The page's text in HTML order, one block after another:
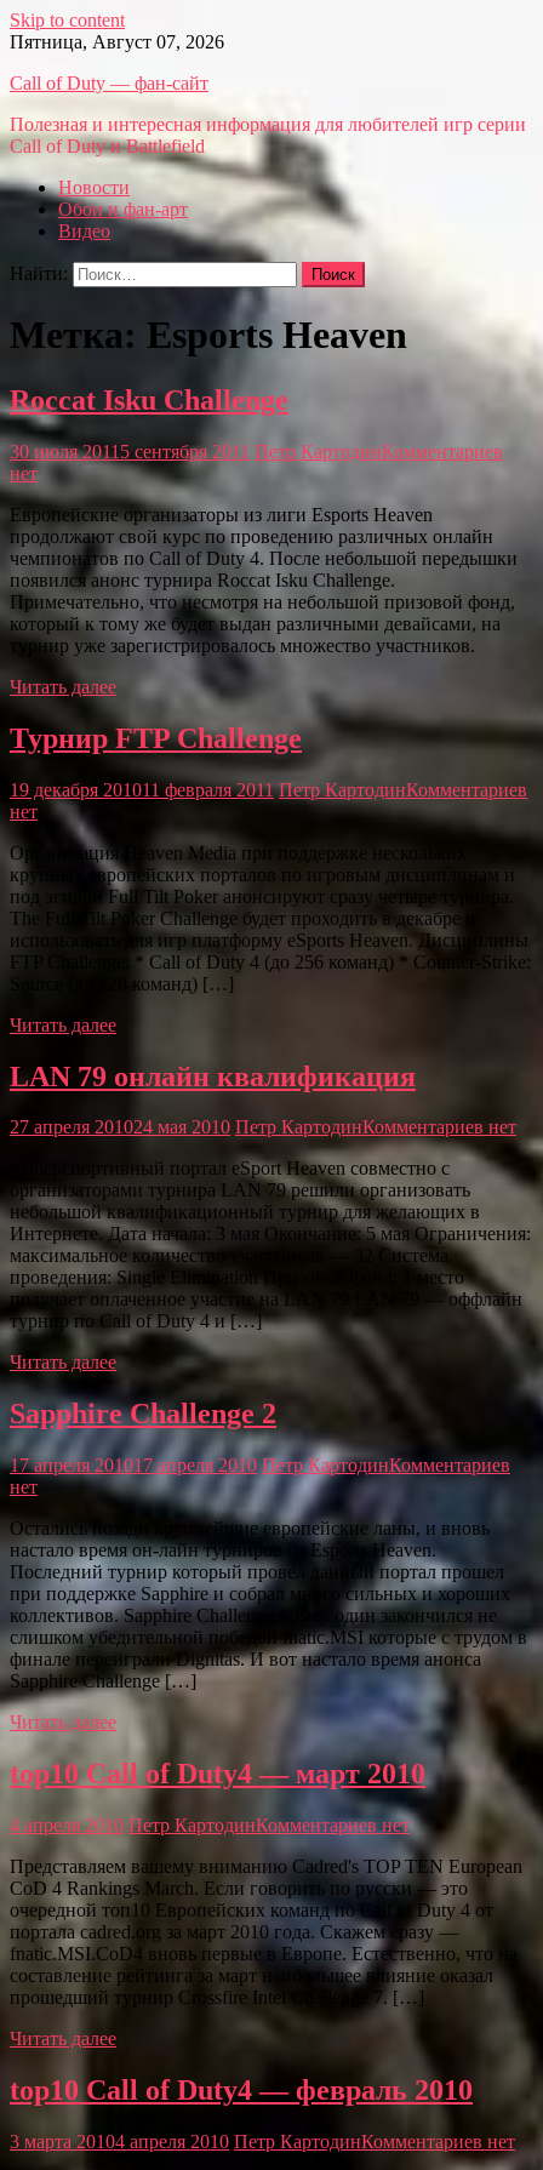
Skip to content
Пятница, Август 07, 2026
Call of Duty — фан-сайт
Полезная и интересная информация для любителей игр серии
Call of Duty и Battlefield
Новости
Обои и фан-арт
Видео
Найти:
Метка: Esports Heaven
Roccat Isku Challenge
30 июля 2011 5 сентября 2011 Петр КартодинКомментариев
нет
Европейские организаторы из лиги Esports Heaven
продолжают свой курс по проведению различных онлайн
чемпионатов по Call of Duty 4. После небольшой передышки
появился анонс турнира Roccat Isku Challenge.
Примечательно, что несмотря на небольшой призовой фонд,
который к тому же будет выдан различными девайсами, на
турнир уже зарегистрировалось множество участников.
Читать далее
Турнир FTP Challenge
19 декабря 201011 февраля 2011 Петр КартодинКомментариев
нет
Организация Heaven Media при поддержке нескольких
крупных европейских порталов по игровым дисциплинам и
под эгидой Full Tilt Poker анонсируют сразу четыре турнира.
The Full Tilt Poker Challenge будет проходить в декабре и
использовать для игр платформу eSports Heaven. Дисциплины
FTP Challenge: * Call of Duty 4 (до 256 команд) * Counter-Strike:
Source (до 128 команд) […]
Читать далее
LAN 79 онлайн квалификация
27 апреля 201024 мая 2010 Петр КартодинКомментариев нет
Киберспортивный портал eSport Heaven совместно с
организаторами турнира LAN 79 решили организовать
небольшой квалификационный турнир для желающих в
Интернете. Дата начала: 3 мая Окончание: 5 мая Ограничения:
максимальное количество участников — 32 Система
проведения: Single Elimination Призовой фонд: 1 место
получает оплаченное участие на LAN 79 LAN 79 — оффлайн
турнир по Call of Duty 4 и […]
Читать далее
Sapphire Challenge 2
17 апреля 201017 апреля 2010 Петр КартодинКомментариев
нет
Остались позади крупнейшие европейские ланы, и вновь
настало время он-лайн турниров от Esports Heaven.
Последний турнир который провел данный портал прошел
при поддержке Sapphire и собрал много сильных и хороших
коллективов. Sapphire Challenge номер один закончился не
слишком убедительной победой fnatic.MSI которые с трудом в
финале переиграли Dignitas. И вот настало время анонса
Sapphire Challenge […]
Читать далее
top10 Call of Duty4 — март 2010
4 апреля 2010 Петр КартодинКомментариев нет
Представляем вашему вниманию Cadred's TOP TEN European
CoD 4 Rankings March. Если говорить по русски — это
очередной топ10 Европейских команд по Call of Duty 4 от
портала cadred.org за март 2010 года. Скажем сразу —
fnatic.MSI.CoD4 вновь первые в Европе. Естественно, что на
составление рейтинга за март наибольшее влияние оказал
прошедший турнир Crossfire Intel Challenge 7. […]
Читать далее
top10 Call of Duty4 — февраль 2010
3 марта 20104 апреля 2010 Петр КартодинКомментариев нет